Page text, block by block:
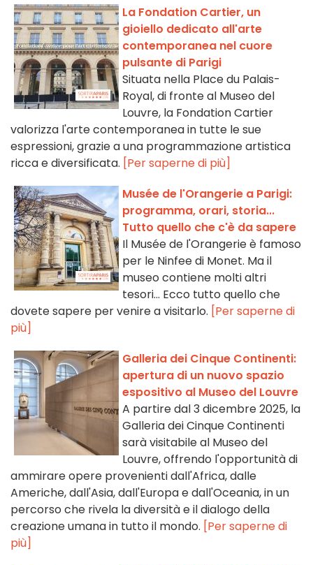
La Fondation Cartier, un
gioiello dedicato all'arte
contemporanea nel cuore
pulsante di Parigi
Situata nella Place du Palais-
Royal, di fronte al Museo del
Louvre, la Fondation Cartier
valorizza l'arte contemporanea in tutte le sue
espressioni, grazie a una programmazione artistica
ricca e diversificata. [Per saperne di più]
Musée de l'Orangerie a Parigi:
programma, orari, storia...
Tutto quello che c'è da sapere
Il Musée de l'Orangerie è famoso
per le Ninfee di Monet. Ma il
museo contiene molti altri
tesori... Ecco tutto quello che
dovete sapere per venire a visitarlo. [Per saperne di
più]
Galleria dei Cinque Continenti:
apertura di un nuovo spazio
espositivo al Museo del Louvre
A partire dal 3 dicembre 2025, la
Galleria dei Cinque Continenti
sarà visitabile al Museo del
Louvre, offrendo l'opportunità di
ammirare opere provenienti dall'Africa, dalle
Americhe, dall'Asia, dall'Europa e dall'Oceania, in un
percorso che rivela la diversità e il dialogo della
creazione umana in tutto il mondo. [Per saperne di
più]